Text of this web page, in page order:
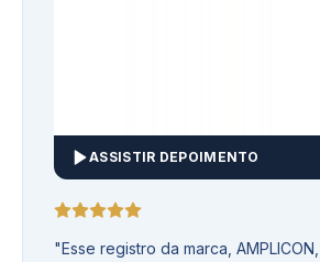
ASSISTIR DEPOIMENTO
"Esse registro da marca,